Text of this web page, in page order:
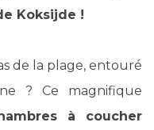
Koksijde !
de la plage, entouré
? Ce magnifique
à coucher